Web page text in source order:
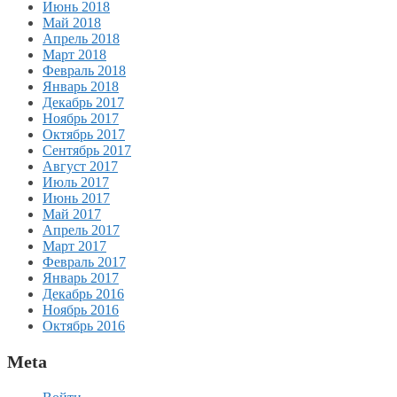
Июнь 2018
Май 2018
Апрель 2018
Март 2018
Февраль 2018
Январь 2018
Декабрь 2017
Ноябрь 2017
Октябрь 2017
Сентябрь 2017
Август 2017
Июль 2017
Июнь 2017
Май 2017
Апрель 2017
Март 2017
Февраль 2017
Январь 2017
Декабрь 2016
Ноябрь 2016
Октябрь 2016
Meta